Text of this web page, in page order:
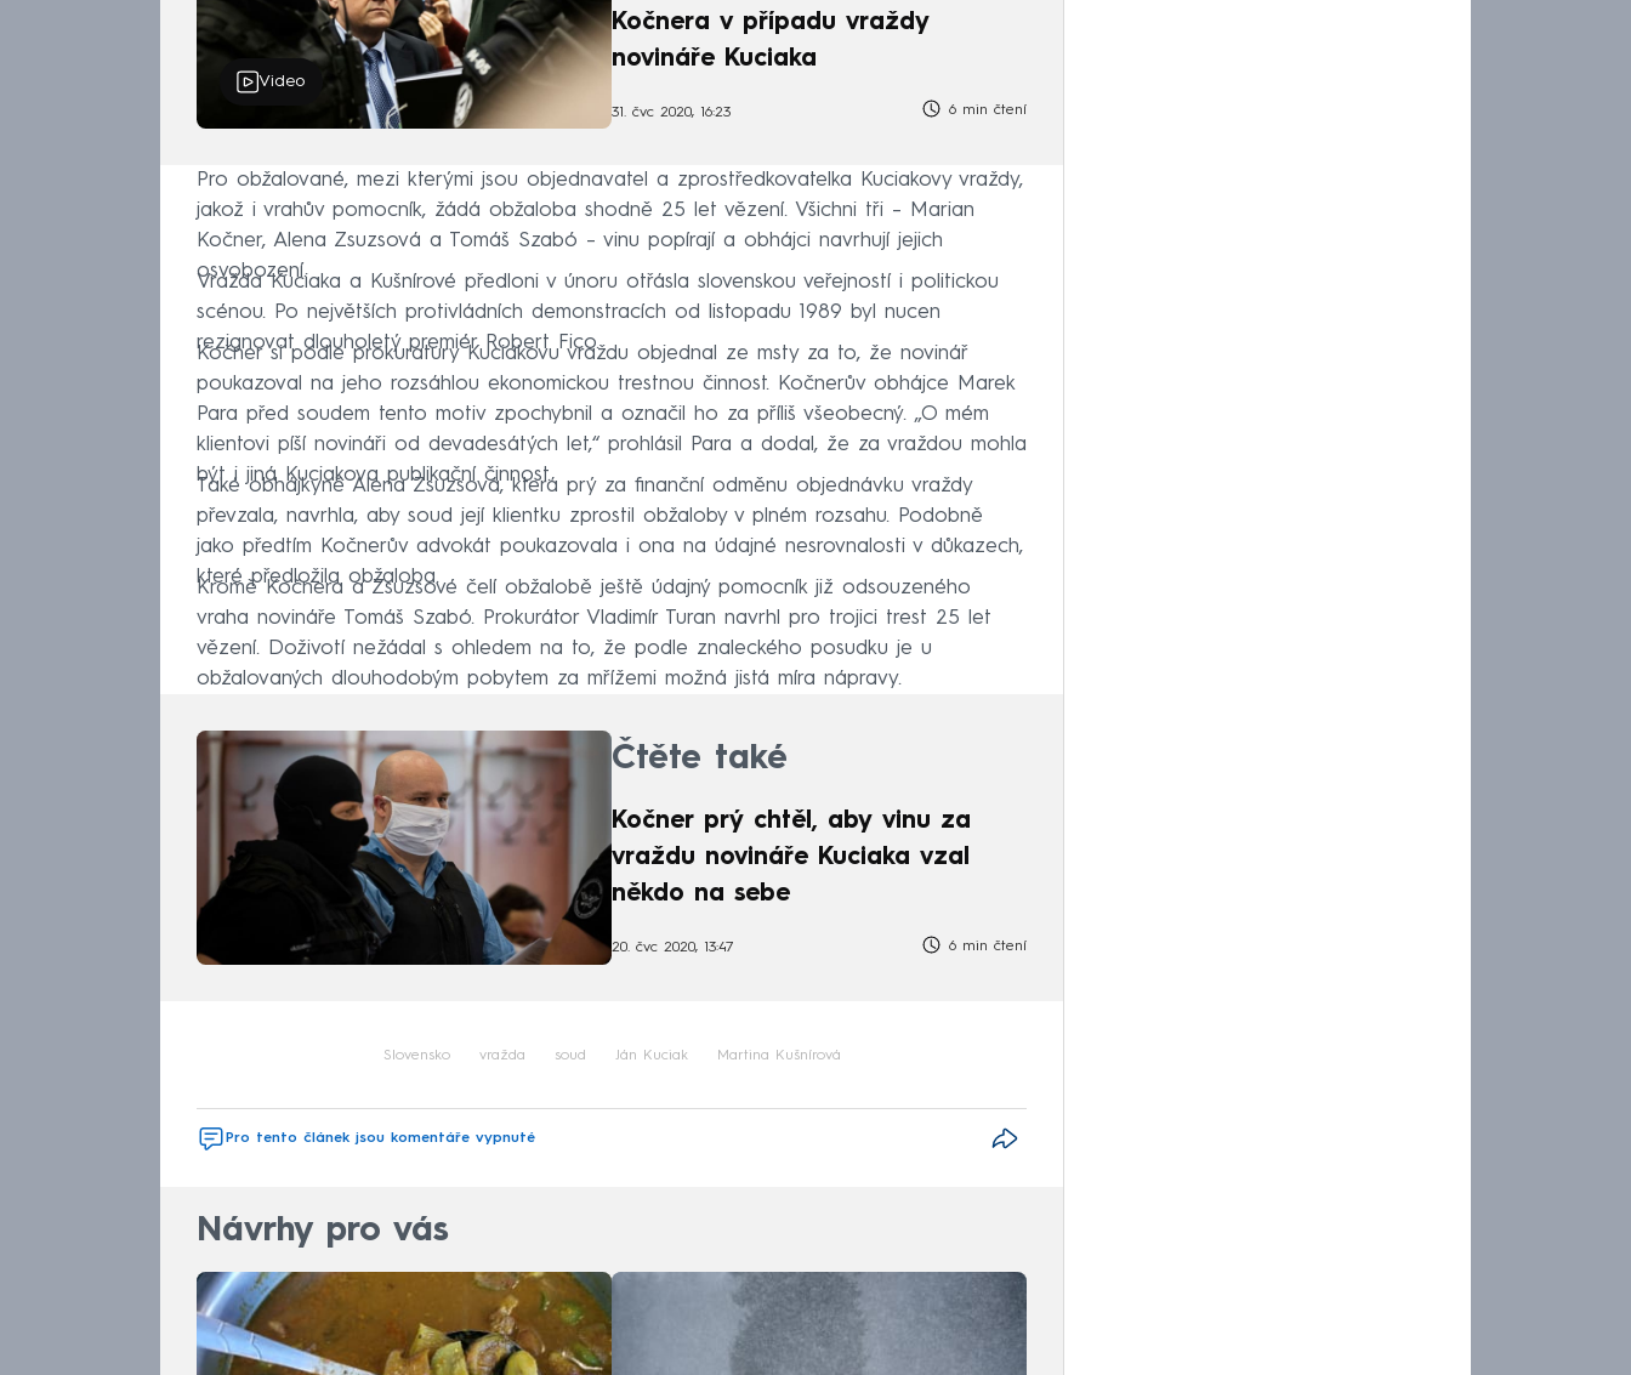
Video
Kočnera v případu vraždy
novináře Kuciaka
31. čvc 2020, 16:23 6 min čtení
Pro obžalované, mezi kterými jsou objednavatel a zprostředkovatelka Kuciakovy vraždy,
jakož i vrahův pomocník, žádá obžaloba shodně 25 let vězení. Všichni tři – Marian
Kočner, Alena Zsuzsová a Tomáš Szabó – vinu popírají a obhájci navrhují jejich
osvobození.
Vražda Kuciaka a Kušnírové předloni v únoru otřásla slovenskou veřejností i politickou
scénou. Po největších protivládních demonstracích od listopadu 1989 byl nucen
rezignovat dlouholetý premiér Robert Fico.
Kočner si podle prokuratury Kuciakovu vraždu objednal ze msty za to, že novinář
poukazoval na jeho rozsáhlou ekonomickou trestnou činnost. Kočnerův obhájce Marek
Para před soudem tento motiv zpochybnil a označil ho za příliš všeobecný. „O mém
klientovi píší novináři od devadesátých let,“ prohlásil Para a dodal, že za vraždou mohla
být i jiná Kuciakova publikační činnost.
Také obhájkyně Alena Zsuzsová, která prý za finanční odměnu objednávku vraždy
převzala, navrhla, aby soud její klientku zprostil obžaloby v plném rozsahu. Podobně
jako předtím Kočnerův advokát poukazovala i ona na údajné nesrovnalosti v důkazech,
které předložila obžaloba.
Kromě Kočnera a Zsuzsové čelí obžalobě ještě údajný pomocník již odsouzeného
vraha novináře Tomáš Szabó. Prokurátor Vladimír Turan navrhl pro trojici trest 25 let
vězení. Doživotí nežádal s ohledem na to, že podle znaleckého posudku je u
obžalovaných dlouhodobým pobytem za mřížemi možná jistá míra nápravy.
Čtěte také
Kočner prý chtěl, aby vinu za
vraždu novináře Kuciaka vzal
někdo na sebe
20. čvc 2020, 13:47 6 min čtení
Slovensko vražda soud Ján Kuciak Martina Kušnírová
Pro tento článek jsou komentáře vypnuté
Návrhy pro vás